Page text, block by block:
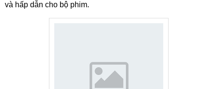
và hấp dẫn cho bộ phim.